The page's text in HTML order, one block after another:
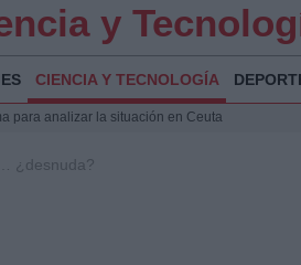
y
CIENCIA Y TECNOLOGÍA
para analizar la situación en Ceuta
la llegada masiva de migrantes
¿desnuda?